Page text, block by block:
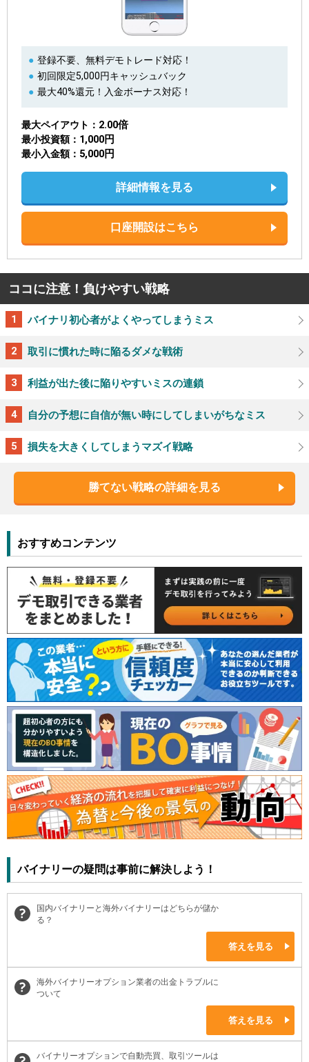
登録不要、無料デモトレード対応！
初回限定5,000円キャッシュバック
最大40%還元！入金ボーナス対応！
最大ペイアウト 2.00倍
最小投資額 1,000円
最小入金額 5,000円
詳細情報を見る
口座開設はこちら
ココに注意！負けやすい戦略
バイナリ初心者がよくやってしまうミス
取引に慣れた時に陥るダメな戦術
利益が出た後に陥りやすいミスの連鎖
自分の予想に自信が無い時にしてしまいがちなミス
損失を大きくしてしまうマズイ戦略
勝てない戦略の詳細を見る
おすすめコンテンツ
バイナリーの疑問は事前に解決しよう！
国内バイナリーと海外バイナリーはどちらが儲か
る？
答えを見る
海外バイナリーオプション業者の出金トラブルに
ついて
答えを見る
バイナリーオプションで自動売買、取引ツールは